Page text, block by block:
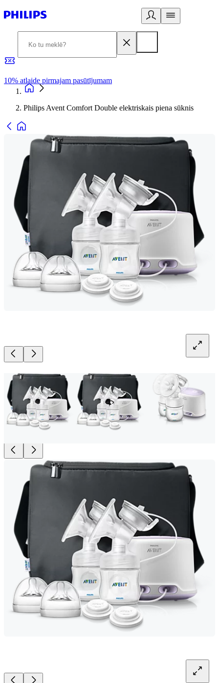
10% atlaide pirmajam pasūtījumam
Philips Avent Comfort Double elektriskais piena sūknis